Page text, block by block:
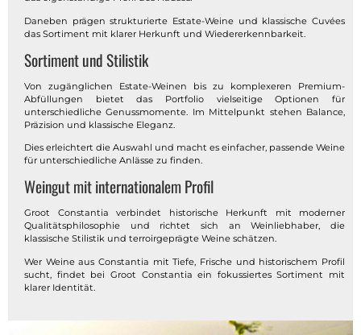
Daneben prägen strukturierte Estate-Weine und klassische Cuvées
das Sortiment mit klarer Herkunft und Wiedererkennbarkeit.
Sortiment und Stilistik
Von zugänglichen Estate-Weinen bis zu komplexeren Premium-
Abfüllungen bietet das Portfolio vielseitige Optionen für
unterschiedliche Genussmomente. Im Mittelpunkt stehen Balance,
Präzision und klassische Eleganz.
Dies erleichtert die Auswahl und macht es einfacher, passende Weine
für unterschiedliche Anlässe zu finden.
Weingut mit internationalem Profil
Groot Constantia verbindet historische Herkunft mit moderner
Qualitätsphilosophie und richtet sich an Weinliebhaber, die
klassische Stilistik und terroirgeprägte Weine schätzen.
Wer Weine aus Constantia mit Tiefe, Frische und historischem Profil
sucht, findet bei Groot Constantia ein fokussiertes Sortiment mit
klarer Identität.